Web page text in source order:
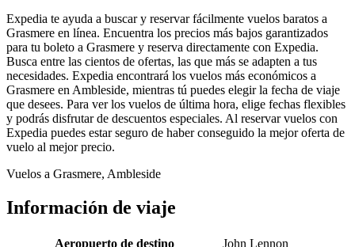
Expedia te ayuda a buscar y reservar fácilmente vuelos baratos a
Grasmere en línea. Encuentra los precios más bajos garantizados
para tu boleto a Grasmere y reserva directamente con Expedia.
Busca entre las cientos de ofertas, las que más se adapten a tus
necesidades. Expedia encontrará los vuelos más económicos a
Grasmere en Ambleside, mientras tú puedes elegir la fecha de viaje
que desees. Para ver los vuelos de última hora, elige fechas flexibles
y podrás disfrutar de descuentos especiales. Al reservar vuelos con
Expedia puedes estar seguro de haber conseguido la mejor oferta de
vuelo al mejor precio.
Vuelos a Grasmere, Ambleside
Información de viaje
Aeropuerto de destino
John Lennon